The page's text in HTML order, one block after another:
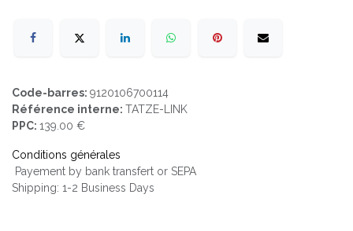
Code-barres: 9120106700114
Référence interne: TATZE-LINK
PPC: 139.00 €
Conditions générales
Payement by bank transfert or SEPA
Shipping: 1-2 Business Days